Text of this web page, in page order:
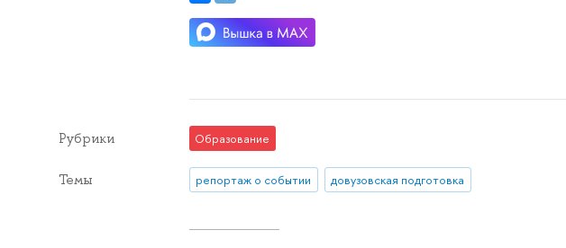
Рубрики Образование
Темы репортаж о событии довузовская подготовка